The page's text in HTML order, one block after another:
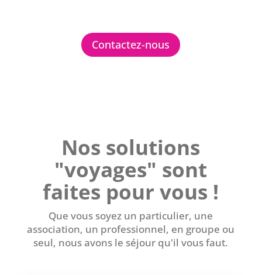
Contactez-nous
Nos solutions
"voyages" sont
faites pour vous !
Que vous soyez un particulier, une
association, un professionnel, en groupe ou
seul, nous avons le séjour qu'il vous faut.